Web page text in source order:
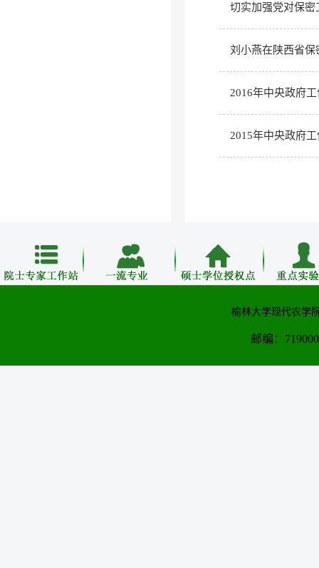
切实加强党对保密
刘小燕在陕西省
2016年中央政府
2015年中央政府
榆林大学现代农学
邮编：